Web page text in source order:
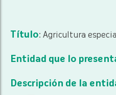
Título: Agricultura
Entidad que lo
Descripción de la